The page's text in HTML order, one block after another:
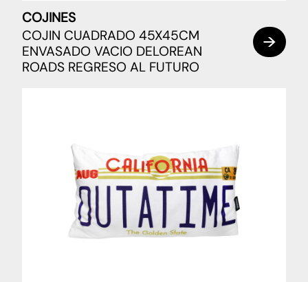
COJINES
COJIN CUADRADO 45X45CM
ENVASADO VACIO DELOREAN
ROADS REGRESO AL FUTURO